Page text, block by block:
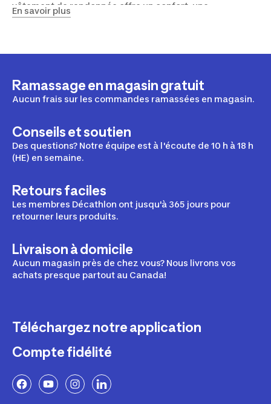
vêtement de randonnée offre un confort, une
fonctionnalité et un style supérieurs, ce qui en fait le
En savoir plus
Ramassage en magasin gratuit
Aucun frais sur les commandes ramassées en magasin.
Conseils et soutien
Des questions? Notre équipe est à l'écoute de 10 h à 18 h
(HE) en semaine.
Retours faciles
Les membres Décathlon ont jusqu'à 365 jours pour
retourner leurs produits.
Livraison à domicile
Aucun magasin près de chez vous? Nous livrons vos
achats presque partout au Canada!
Téléchargez notre application
Compte fidélité